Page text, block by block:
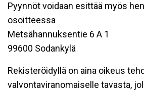
Pyynnöt voidaan esittää myös
osoitteessa
Metsähannuksentie 6 A 1
99600 Sodankylä
Rekisteröidyllä on aina oikeus
valvontaviranomaiselle tavasta,